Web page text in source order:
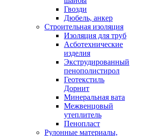
Гвозди
Дюбель, анкер
Строительная изоляция
Изоляция для труб
Асботехнические
изделия
Экструдированный
пенополистирол
Геотекстиль
Дорнит
Минеральная вата
Межвенцовый
утеплитель
Пенопласт
Рулонные материалы,